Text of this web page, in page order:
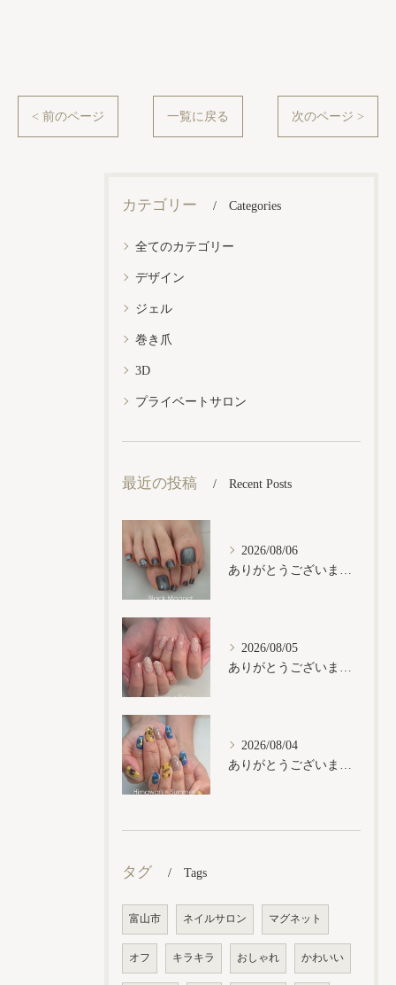
< 前のページ 一覧に戻る 次のページ >
カテゴリー Categories
全てのカテゴリー
デザイン
ジェル
巻き爪
3D
プライベートサロン
最近の投稿 Recent Posts
2026/08/06
ありがとうございます𓂃𓈒𓏸︎︎︎︎
2026/08/05
ありがとうございます𓂃𓈒𓏸︎︎︎︎
2026/08/04
ありがとうございます𓂃𓈒𓏸︎︎︎︎
タグ Tags
富山市 ネイルサロン マグネット
オフ キラキラ おしゃれ かわいい